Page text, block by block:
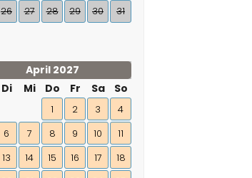
26 27 28 29 30 31
April 2027
Di Mi Do Fr Sa So
1 2 3
4
6 7 8 9 10
11
13 14 15 16 17
18